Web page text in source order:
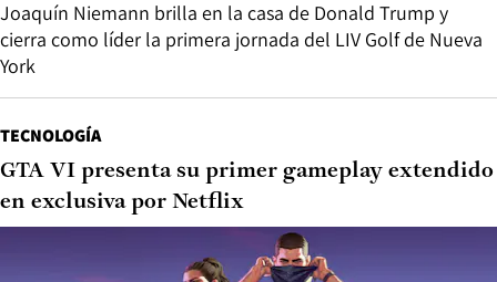
Joaquín Niemann brilla en la casa de Donald Trump y
cierra como líder la primera jornada del LIV Golf de Nueva
York
TECNOLOGÍA
GTA VI presenta su primer gameplay extendido
en exclusiva por Netflix